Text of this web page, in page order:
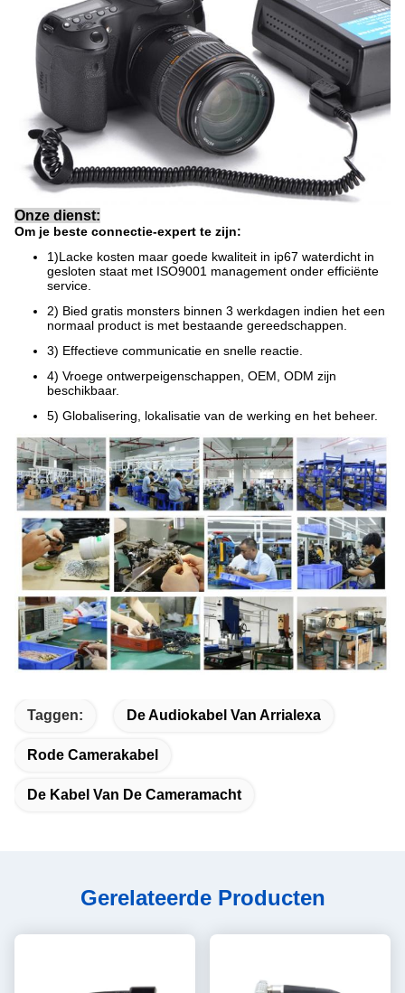
Onze dienst:
Om je beste connectie-expert te zijn:
1)Lacke kosten maar goede kwaliteit in ip67 waterdicht in
gesloten staat met ISO9001 management onder efficiënte
service.
2) Bied gratis monsters binnen 3 werkdagen indien het een
normaal product is met bestaande gereedschappen.
3) Effectieve communicatie en snelle reactie.
4) Vroege ontwerpeigenschappen, OEM, ODM zijn
beschikbaar.
5) Globalisering, lokalisatie van de werking en het beheer.
Taggen: De Audiokabel Van Arrialexa
Rode Camerakabel
De Kabel Van De Cameramacht
Gerelateerde Producten